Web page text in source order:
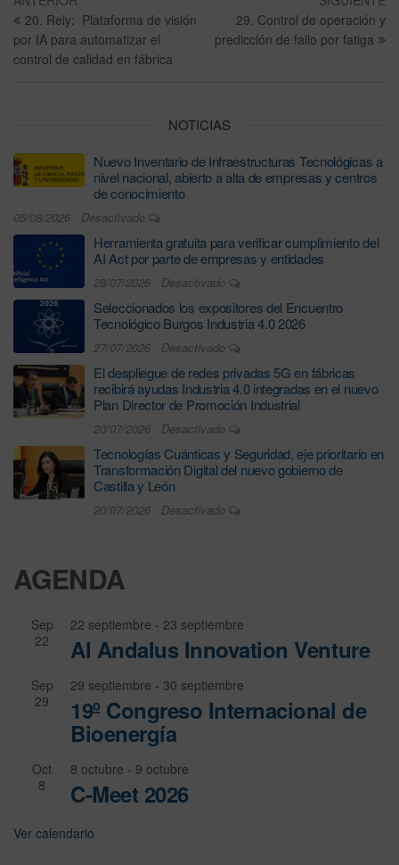
20. Rely: Plataforma de visión
por IA para automatizar el
control de calidad en fábrica
29. Control de operación y
predicción de fallo por fatiga
NOTICIAS
Nuevo Inventario de Infraestructuras Tecnológicas a
nivel nacional, abierto a alta de empresas y centros
de conocimiento
05/08/2026 Desactivado
Herramienta gratuita para verificar cumplimiento del
AI Act por parte de empresas y entidades
28/07/2026 Desactivado
Seleccionados los expositores del Encuentro
Tecnológico Burgos Industria 4.0 2026
27/07/2026 Desactivado
El despliegue de redes privadas 5G en fábricas
recibirá ayudas Industria 4.0 integradas en el nuevo
Plan Director de Promoción Industrial
20/07/2026 Desactivado
Tecnologías Cuánticas y Seguridad, eje prioritario en
Transformación Digital del nuevo gobierno de
Castilla y León
20/07/2026 Desactivado
AGENDA
Sep
22
22 septiembre - 23 septiembre
Al Andalus Innovation Venture
Sep
29
29 septiembre - 30 septiembre
19º Congreso Internacional de
Bioenergía
Oct
8
8 octubre - 9 octubre
C-Meet 2026
Ver calendario